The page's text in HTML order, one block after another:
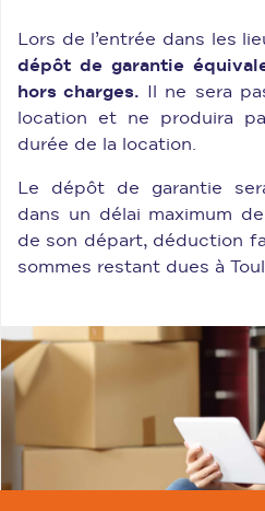
Lors de l’entrée dans les
dépôt de garantie
hors charges. Il ne sera
location et ne produira
durée de la location.
Le dépôt de garantie
dans un délai maximum
de son départ, déduction
sommes restant dues à